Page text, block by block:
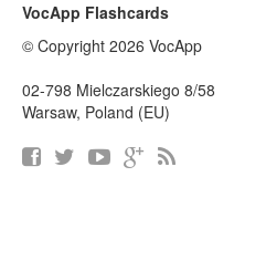
VocApp Flashcards
© Copyright 2026 VocApp
02-798 Mielczarskiego 8/58
Warsaw, Poland (EU)